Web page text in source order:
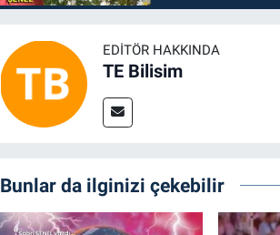
EDITÖR HAKKINDA
TE Bilisim
Bunlar da ilginizi çekebilir